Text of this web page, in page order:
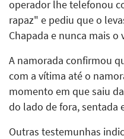
operador lhe telefonou
rapaz" e pediu que o
Chapada e nunca mais o
A namorada confirmou
com a vítima até o
momento em que saiu
do lado de fora, sentada
Outras testemunhas